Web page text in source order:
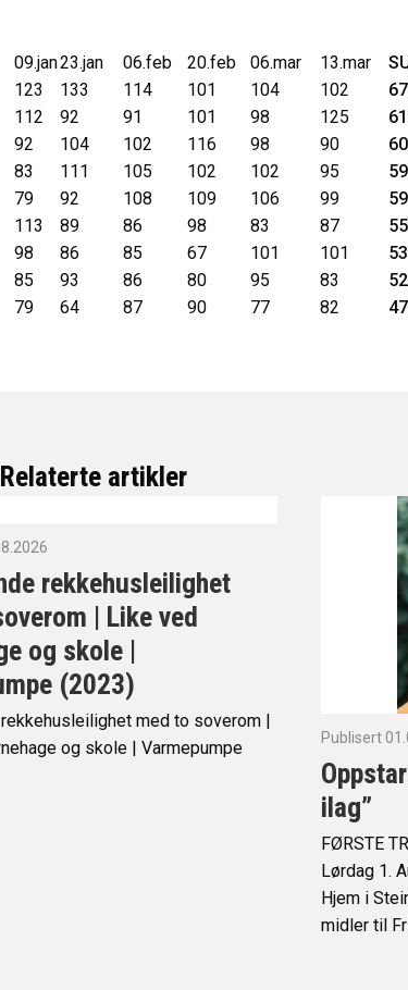
09.jan23.jan 06.feb 20.feb 06.mar 13.mar
123 133 114 101 104 102
112 92 91 101 98 125
92 104 102 116 98 90
83 111 105 102 102 95
79 92 108 109 106 99
113 89 86 98 83 87
98 86 85 67 101 101
85 93 86 80 95 83
79 64 87 90 77 82
Relaterte artikler
rekkehusleilighet
| Like ved
og skole |
(2023)
med to soverom |
og skole | Varmepumpe
Publisert
ilag”
FØRSTE
Lørdag 1.
Hjem i
midler til